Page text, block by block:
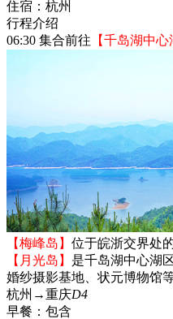
住宿： 杭州
行程介绍
06:30 集合前往 【千岛湖中心
【梅峰岛】 位于皖浙交界处
【月光岛】 是千岛湖中心湖
婚纱摄影基地、状元博物馆
杭州→重庆D4
早餐： 包含